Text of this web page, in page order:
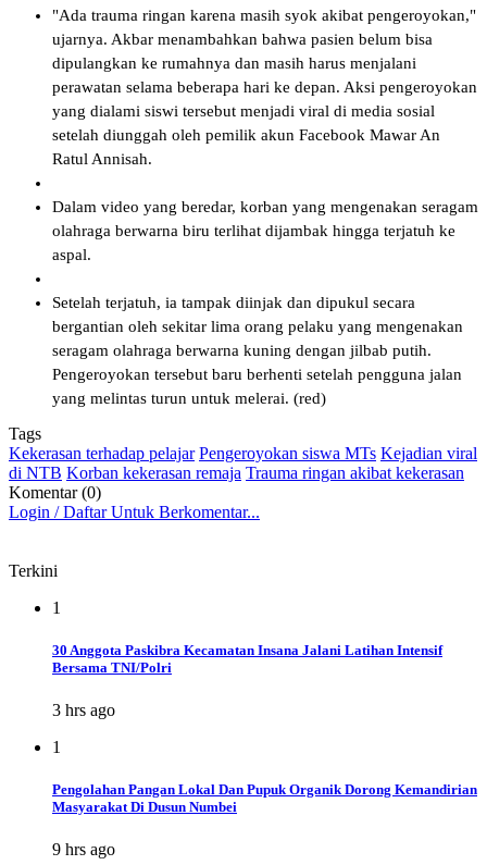
"Ada trauma ringan karena masih syok akibat pengeroyokan,"
ujarnya. Akbar menambahkan bahwa pasien belum bisa
dipulangkan ke rumahnya dan masih harus menjalani
perawatan selama beberapa hari ke depan. Aksi pengeroyokan
yang dialami siswi tersebut menjadi viral di media sosial
setelah diunggah oleh pemilik akun Facebook Mawar An
Ratul Annisah.
Dalam video yang beredar, korban yang mengenakan seragam
olahraga berwarna biru terlihat dijambak hingga terjatuh ke
aspal.
Setelah terjatuh, ia tampak diinjak dan dipukul secara
bergantian oleh sekitar lima orang pelaku yang mengenakan
seragam olahraga berwarna kuning dengan jilbab putih.
Pengeroyokan tersebut baru berhenti setelah pengguna jalan
yang melintas turun untuk melerai. (red)
Tags
Kekerasan terhadap pelajar Pengeroyokan siswa MTs Kejadian viral
di NTB Korban kekerasan remaja Trauma ringan akibat kekerasan
Komentar (0)
Login / Daftar Untuk Berkomentar...
Terkini
1
30 Anggota Paskibra Kecamatan Insana Jalani Latihan Intensif
Bersama TNI/Polri
3 hrs ago
1
Pengolahan Pangan Lokal Dan Pupuk Organik Dorong Kemandirian
Masyarakat Di Dusun Numbei
9 hrs ago